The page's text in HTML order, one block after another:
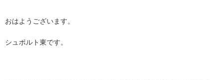
おはようございます。
シュポルト東です。